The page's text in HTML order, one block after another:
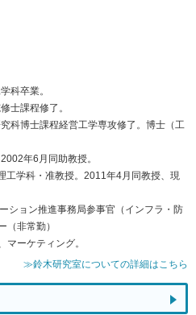
科卒業。
士課程修了。
科博士課程経営工学専攻修了。博士（工
年6月同助教授。
工学科・准教授。2011年4月同教授、現
ション推進事務局参事官（インフラ・防
（非常勤）
マーケティング。
≫鈴木研究室についての詳細はこちら